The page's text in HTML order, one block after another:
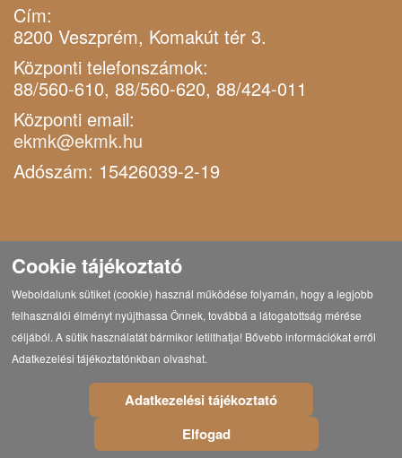
Cím:
8200 Veszprém, Komakút tér 3.
Központi telefonszámok:
88/560-610, 88/560-620, 88/424-011
Központi email:
ekmk@ekmk.hu
Adószám: 15426039-2-19
© Copyright 2021 Eötvös Károly Megyei Könyvtár
Cookie tájékoztató
Weboldalunk sütiket (cookie) használ működése folyamán, hogy a legjobb
felhasználói élményt nyújthassa Önnek, továbbá a látogatottság mérése
céljából. A sütik használatát bármikor letilthatja! Bővebb információkat erről
Adatkezelési tájékoztatónkban olvashat.
Adatkezelési tájékoztató
Elfogad